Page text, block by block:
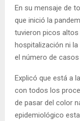
En su mensaje de
que inició la
tuvieron picos
hospitalización ni
el número de
Explicó que está a
con todos los
de pasar del color
epidemiológico